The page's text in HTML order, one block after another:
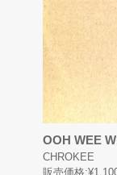
OOH WEE
CHROKEE
販売価格: